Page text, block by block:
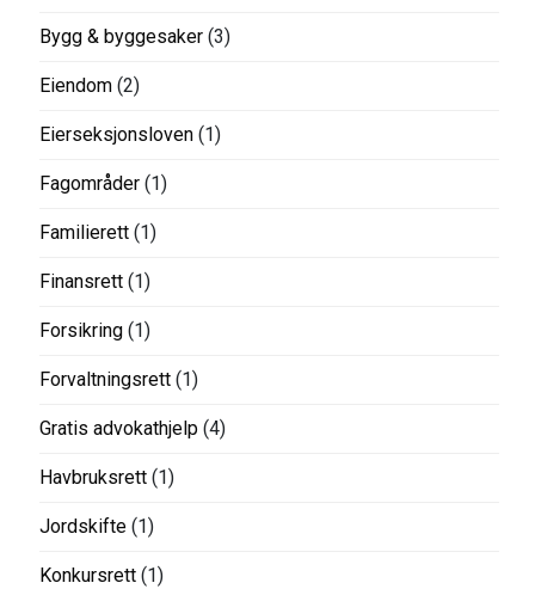
Bygg & byggesaker (3)
Eiendom (2)
Eierseksjonsloven (1)
Fagområder (1)
Familierett (1)
Finansrett (1)
Forsikring (1)
Forvaltningsrett (1)
Gratis advokathjelp (4)
Havbruksrett (1)
Jordskifte (1)
Konkursrett (1)